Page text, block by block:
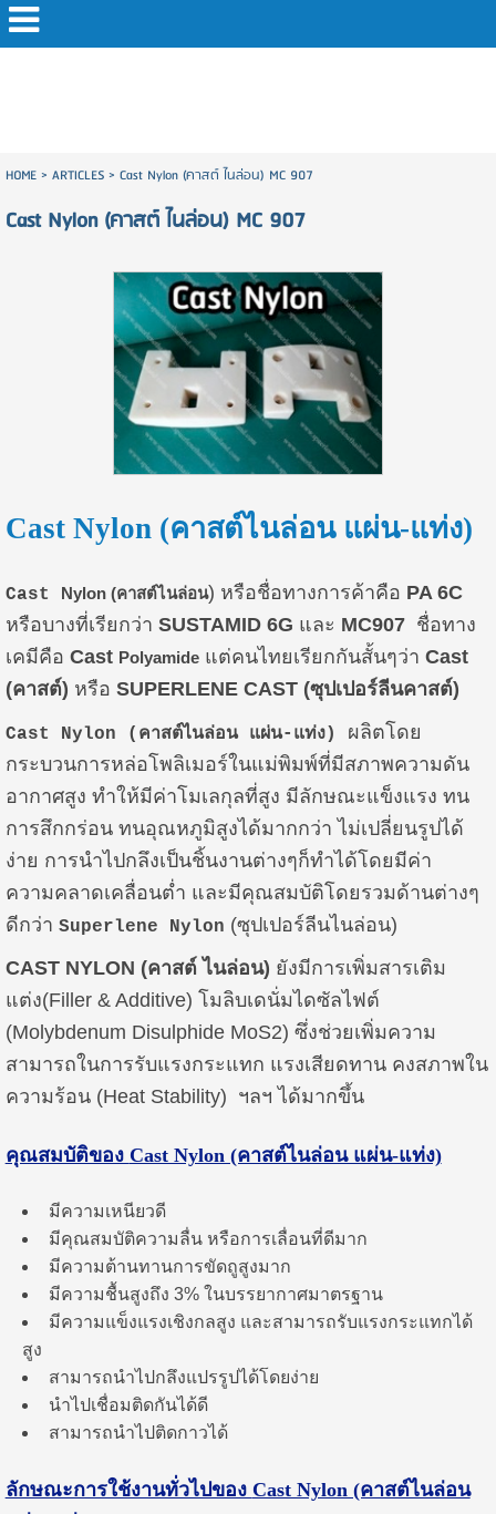
HOME> ARTICLES> Cast Nylon (คาสต์ ไนล่อน) MC 907
Cast Nylon (คาสต์ ไนล่อน) MC 907
Cast Nylon (คาสต์ไนล่อน แผ่น-แท่ง)
Cast Nylon (คาสต์ไนล่อน) หรือชื่อทางการค้าคือ PA 6C
หรือบางที่เรียกว่า SUSTAMID 6G และ MC907ชื่อทาง
เคมีคือ Cast Polyamideแต่คนไทยเรียกกันสั้นๆว่า Cast
(คาสต์) หรือ SUPERLENE CAST (ซุปเปอร์ลีนคาสต์)
Cast Nylon (คาสต์ไนล่อน แผ่น-แท่ง) ผลิตโดย
กระบวนการหล่อโพลิเมอร์ในแม่พิมพ์ที่มีสภาพความดัน
อากาศสูง ทำให้มีค่าโมเลกุลที่สูง มีลักษณะแข็งแรง ทน
การสึกกร่อน ทนอุณหภูมิสูงได้มากกว่า ไม่เปลี่ยนรูปได้
ง่าย การนำไปกลึงเป็นชิ้นงานต่างๆก็ทำได้โดยมีค่า
ความคลาดเคลื่อนต่ำ และมีคุณสมบัติโดยรวมด้านต่างๆ
ดีกว่า Superlene Nylon (ซุปเปอร์ลีนไนล่อน)
CAST NYLON (คาสต์ ไนล่อน) ยังมีการเพิ่มสารเติม
แต่ง(Filler & Additive) โมลิบเดนั่มไดซัลไฟต์
(Molybdenum Disulphide MoS2) ซึ่งช่วยเพิ่มความ
สามารถในการรับแรงกระแทก แรงเสียดทาน คงสภาพใน
ความร้อน (Heat Stability) ฯลฯ ได้มากขึ้น
คุณสมบัติของ Cast Nylon (คาสต์ไนล่อน แผ่น-แท่ง)
มีความเหนียวดี
มีคุณสมบัติความลื่น หรือการเลื่อนที่ดีมาก
มีความต้านทานการขัดถูสูงมาก
มีความชื้นสูงถึง 3% ในบรรยากาศมาตรฐาน
มีความแข็งแรงเชิงกลสูง และสามารถรับแรงกระแทกได้
สูง
สามารถนำไปกลึงแปรรูปได้โดยง่าย
นำไปเชื่อมติดกันได้ดี
สามารถนำไปติดกาวได้
ลักษณะการใช้งานทั่วไปของ Cast Nylon (คาสต์ไนล่อน